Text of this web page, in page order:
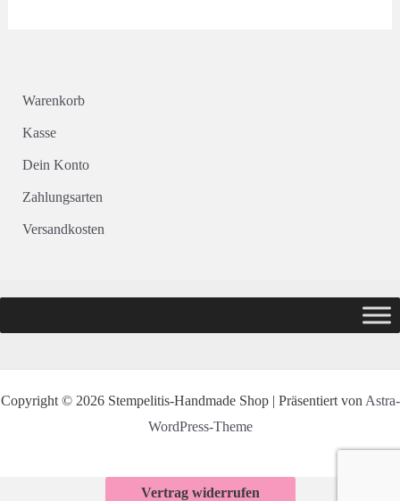
Warenkorb
Kasse
Dein Konto
Zahlungsarten
Versandkosten
Copyright © 2026 Stempelitis-Handmade Shop | Präsentiert von Astra-
WordPress-Theme
Vertrag widerrufen